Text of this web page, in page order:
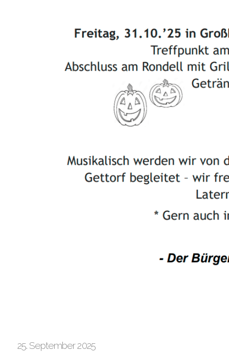
25. September 2025